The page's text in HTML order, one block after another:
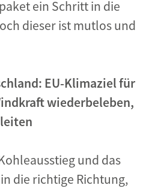
ein Schritt in die
dieser ist mutlos und
EU-Klimaziel für
wiederbeleben,
und das
die richtige Richtung,